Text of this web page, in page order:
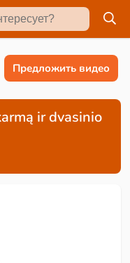
Предложить видео
ir dvasinio